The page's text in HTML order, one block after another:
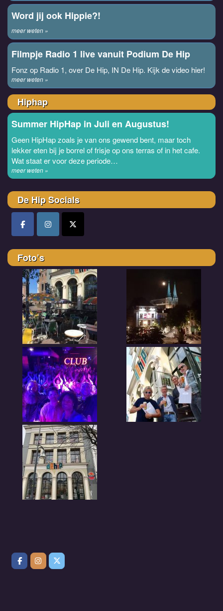
Word jij ook Hippie?!
meer weten »
Filmpje Radio 1 live vanuit Podium De Hip
Fonz op Radio 1, over De Hip, IN De Hip. Kijk de video hier!
meer weten »
Hiphap
Summer HipHap in Juli en Augustus!
Geen HipHap zoals je van ons gewend bent, maar toch
lekker eten bij je borrel of frisje op ons terras of in het cafe.
Wat staat er voor deze periode…
meer weten »
De Hip Socials
Foto’s